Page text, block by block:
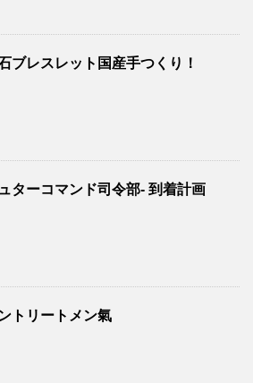
ブレスレット国産手つくり！
ターコマンド司令部- 到着計画
トリートメン氣